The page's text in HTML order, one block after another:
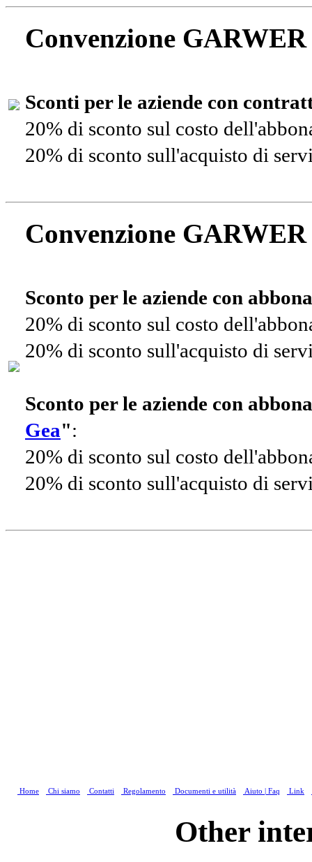
Convenzione
Sconti per le aziende con
20% di sconto sul costo
20% di sconto sull'acquisto di
Convenzione
Sconto per le aziende con
20% di sconto sul costo
20% di sconto sull'acquisto di
Sconto per le aziende con
Gea":
20% di sconto sul costo
20% di sconto sull'acquisto di
Home Chi siamo Contatti Regolamento Documenti e utilità Aiuto | Faq Link
Other